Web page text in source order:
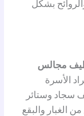
بشكل
مجالس
الأسرة
سجاد وستائر
الغبار والبقع